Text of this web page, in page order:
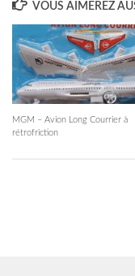
VOUS AIMEREZ
MGM – Avion Long Courrier à
rétrofriction